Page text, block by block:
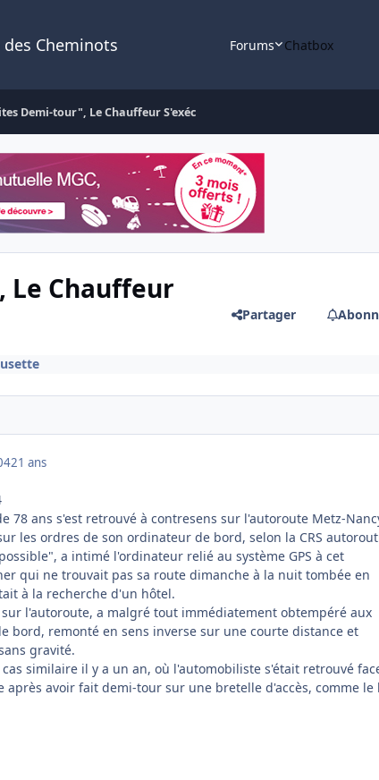
des Cheminots Forums Chatbox
Demi-tour", Le Chauffeur S'exéc
Le Chauffeur
Partager
21 ans
78 ans s'est retrouvé à contresens sur l'autoroute Metz-
les ordres de son ordinateur de bord, selon la CRS
a intimé l'ordinateur relié au système GPS à cet
qui ne trouvait pas sa route dimanche à la nuit tombée en
à la recherche d'un hôtel.
l'autoroute, a malgré tout immédiatement obtempéré aux
bord, remonté en sens inverse sur une courte distance et
gravité.
similaire il y a un an, où l'automobiliste s'était retrouvé
après avoir fait demi-tour sur une bretelle d'accès, comme le